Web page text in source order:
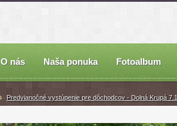
O nás Naša ponuka Fotoalbum
Predvianočné vystúpenie pre dôchodcov - Dolná Krupá